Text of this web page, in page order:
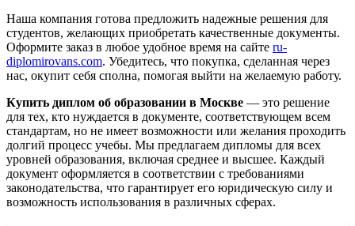
Наша компания готова предложить надежные решения для
студентов, желающих приобретать качественные документы.
Оформите заказ в любое удобное время на сайте ru-
diplomirovans.com. Убедитесь, что покупка, сделанная через
нас, окупит себя сполна, помогая выйти на желаемую работу.
Купить диплом об образовании в Москве — это решение
для тех, кто нуждается в документе, соответствующем всем
стандартам, но не имеет возможности или желания проходить
долгий процесс учебы. Мы предлагаем дипломы для всех
уровней образования, включая среднее и высшее. Каждый
документ оформляется в соответствии с требованиями
законодательства, что гарантирует его юридическую силу и
возможность использования в различных сферах.